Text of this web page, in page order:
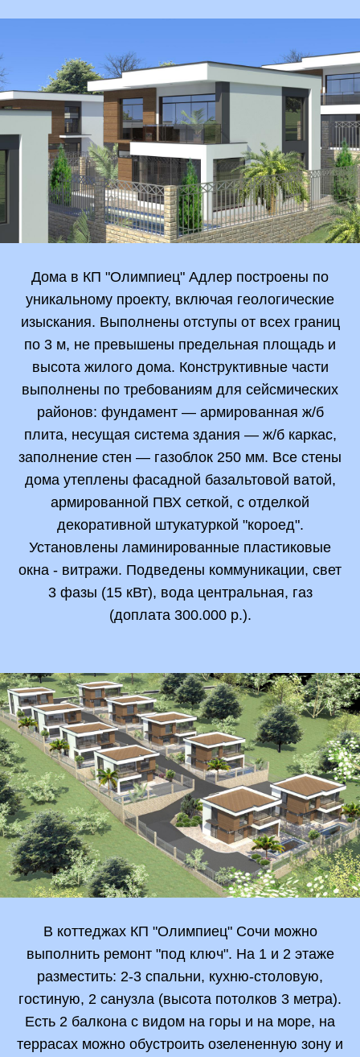
проживания на курорте. Сдача - осенью
Дома в КП "Олимпиец" Адлер построены по
уникальному проекту, включая геологические
изыскания. Выполнены отступы от всех границ
по 3 м, не превышены предельная площадь и
высота жилого дома. Конструктивные части
выполнены по требованиям для сейсмических
районов: фундамент — армированная ж/б
плита, несущая система здания — ж/б каркас,
заполнение стен — газоблок 250 мм. Все стены
дома утеплены фасадной базальтовой ватой,
армированной ПВХ сеткой, с отделкой
декоративной штукатуркой "короед".
Установлены ламинированные пластиковые
окна - витражи. Подведены коммуникации, свет
3 фазы (15 кВт), вода центральная, газ
(доплата 300.000 р.).
В коттеджах КП "Олимпиец" Сочи можно
выполнить ремонт "под ключ". На 1 и 2 этаже
разместить: 2-3 спальни, кухню-столовую,
гостиную, 2 санузла (высота потолков 3 метра).
Есть 2 балкона с видом на горы и на море, на
террасах можно обустроить озелененную зону и